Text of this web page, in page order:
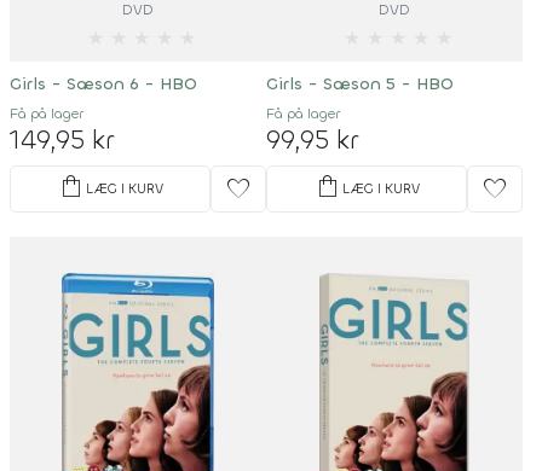
DVD
Girls - Sæson 6 - HBO
Få på lager
149,95 kr
shopping_bag LÆG I KURV favorite
DVD
Girls - Sæson 5 - HBO
Få på lager
99,95 kr
shopping_bag LÆG I KURV favorite